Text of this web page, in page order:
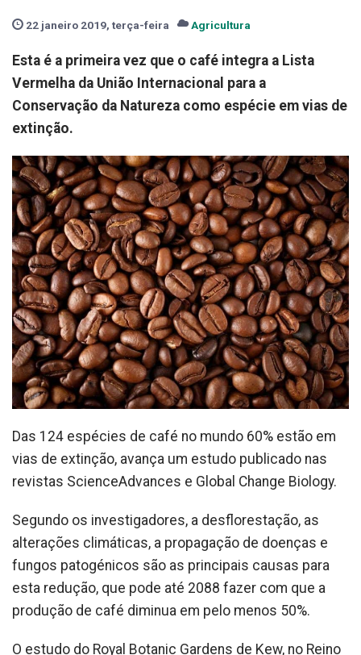
22 janeiro 2019, terça-feira Agricultura
Esta é a primeira vez que o café integra a Lista
Vermelha da União Internacional para a
Conservação da Natureza como espécie em vias de
extinção.
Das 124 espécies de café no mundo 60% estão em
vias de extinção, avança um estudo publicado nas
revistas ScienceAdvances e Global Change Biology.
Segundo os investigadores, a desflorestação, as
alterações climáticas, a propagação de doenças e
fungos patogénicos são as principais causas para
esta redução, que pode até 2088 fazer com que a
produção de café diminua em pelo menos 50%.
O estudo do Royal Botanic Gardens de Kew, no Reino